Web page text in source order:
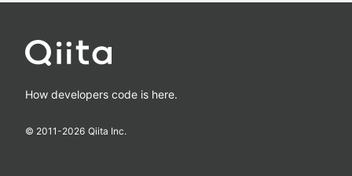
How developers code is here.
© 2011-2026 Qiita Inc.